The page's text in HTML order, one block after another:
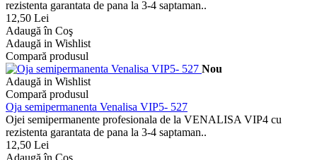
rezistenta garantata de pana la 3-4 saptaman..
12,50 Lei
Adaugă în Coş
Adaugă in Wishlist
Compară produsul
Nou
Adaugă in Wishlist
Compară produsul
Oja semipermanenta Venalisa VIP5- 527
Ojei semipermanente profesionala de la VENALISA VIP4 cu
rezistenta garantata de pana la 3-4 saptaman..
12,50 Lei